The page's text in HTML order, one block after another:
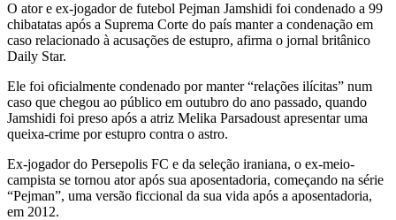
O ator e ex-jogador de futebol Pejman Jamshidi foi condenado a 99
chibatatas após a Suprema Corte do país manter a condenação em
caso relacionado à acusações de estupro, afirma o jornal britânico
Daily Star.
Ele foi oficialmente condenado por manter “relações ilícitas” num
caso que chegou ao público em outubro do ano passado, quando
Jamshidi foi preso após a atriz Melika Parsadoust apresentar uma
queixa-crime por estupro contra o astro.
Ex-jogador do Persepolis FC e da seleção iraniana, o ex-meio-
campista se tornou ator após sua aposentadoria, começando na série
“Pejman”, uma versão ficcional da sua vida após a aposentadoria,
em 2012.